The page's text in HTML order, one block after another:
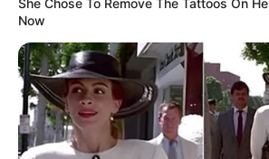
She Chose To Remove The Tattoos On
Now